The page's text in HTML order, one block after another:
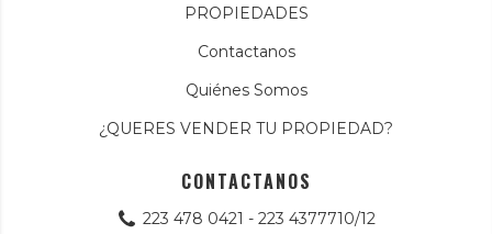
PROPIEDADES
Contactanos
Quiénes Somos
¿QUERES VENDER TU PROPIEDAD?
CONTACTANOS
223 478 0421 - 223 4377710/12